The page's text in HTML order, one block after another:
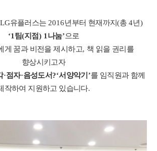
LG유플러스는 2016년부터 현재까지(총4년)
‘1 팀(지점) 1 나눔’으로
게 꿈과 비전을 제시하고, 책 읽을 권리를
향상시키고자
·점자·음성도서?‘서양악기 ’를 임직원과 함께
작하여 지원하고 있습니다.